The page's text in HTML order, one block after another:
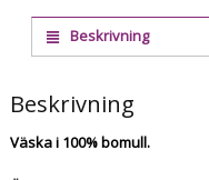
Beskrivning
Beskrivning
Väska i 100% bomull.